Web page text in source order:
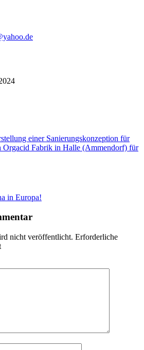
einer Sanierungskonzeption für
Orgacid Fabrik in Halle (Ammendorf) für
in Europa!
nicht veröffentlicht. Erforderliche